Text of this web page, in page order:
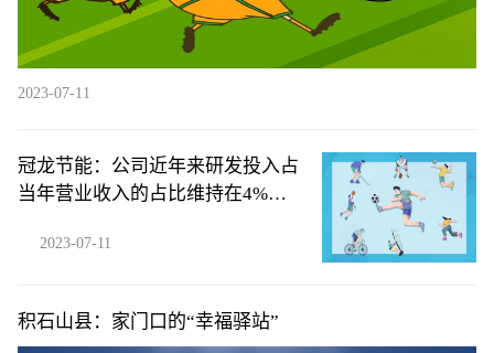
2023-07-11
冠龙节能：公司近年来研发投入占
当年营业收入的占比维持在4%以
2023-07-11
积石山县：家门口的“幸福驿站”